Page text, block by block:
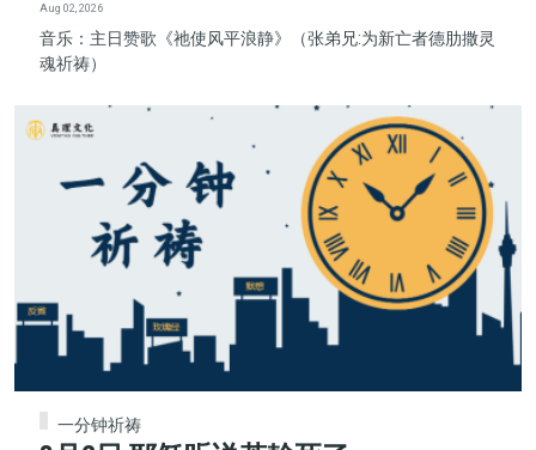
Aug 02, 2026
音乐：主日赞歌《祂使风平浪静》（张弟兄:为新亡者德肋撒灵
魂祈祷）
一分钟祈祷